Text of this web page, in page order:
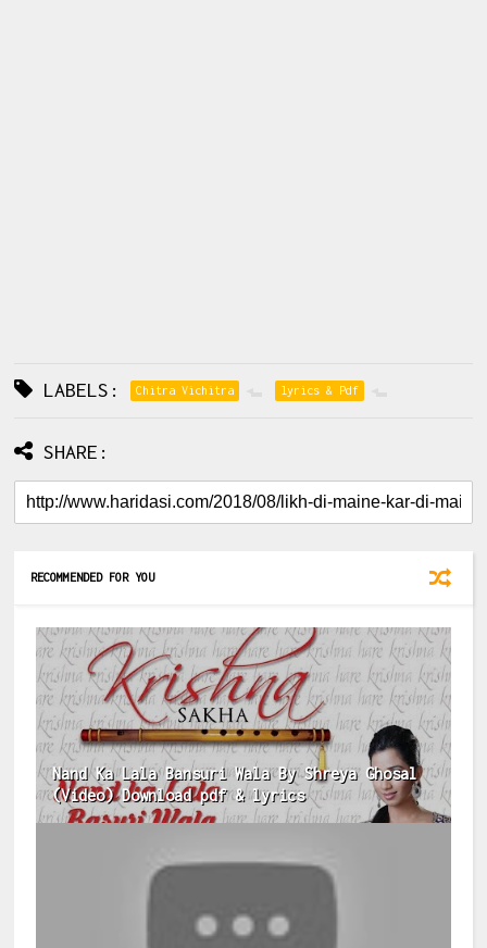
LABELS: Chitra Vichitra lyrics & Pdf
SHARE:
RECOMMENDED FOR YOU
Nand Ka Lala Bansuri Wala By Shreya Ghosal
(Video) Download pdf & lyrics